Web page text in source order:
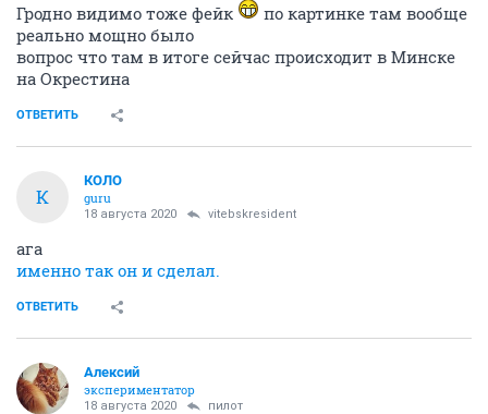
Гродно видимо тоже фейк
по картинке там вообще
реально мощно было
вопрос что там в итоге сейчас происходит в Минске
на Окрестина
ОТВЕТИТЬ
К
КОЛО
guru
18 августа 2020 vitebskresident
ага
именно так он и сделал.
ОТВЕТИТЬ
Алексий
экспериментатор
18 августа 2020 пилот